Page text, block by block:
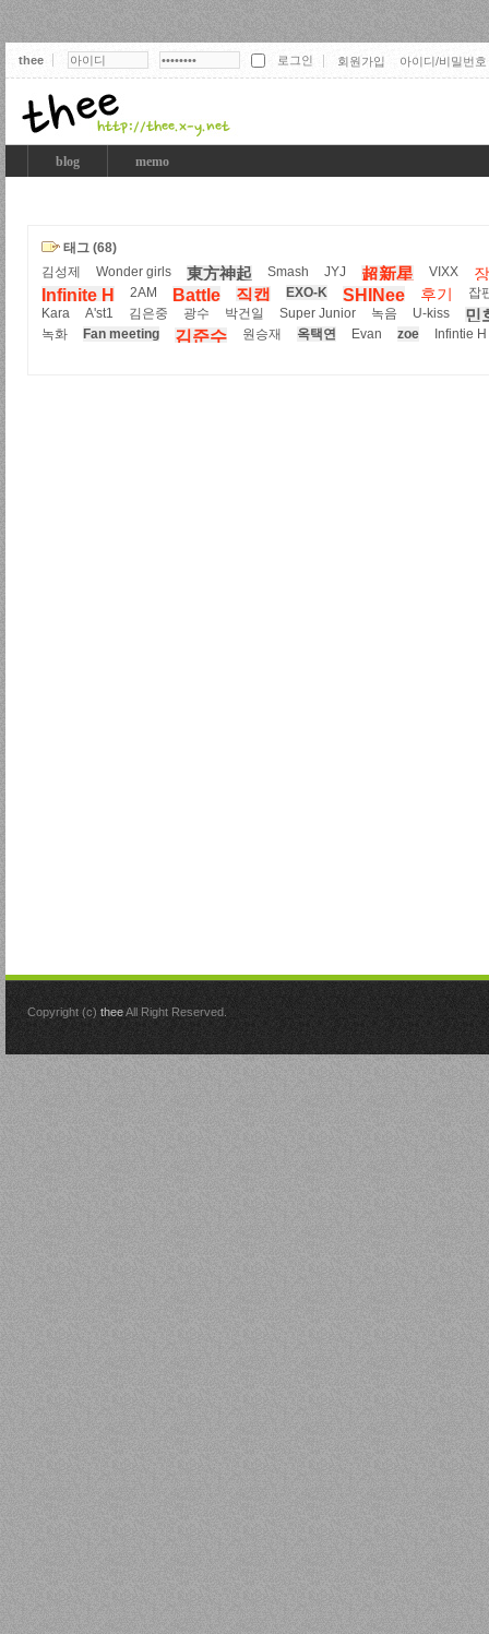
thee 회원가입 아이디/비밀번
blog memo
태그 (68)
김성제
Wonder girls 東方神起 Smash JYJ 超新星 VIXX
Infinite H 2AM Battle 직캡 EXO-K SHINee 후기
잡
Kara
A'st1 김은중 광수 박건일 Super Junior 녹음 U-kiss 민
녹화 Fan meeting 김준수 원승재 옥택연 Evan zoe Infintie H
Copyright (c) theeAll Right Reserved.